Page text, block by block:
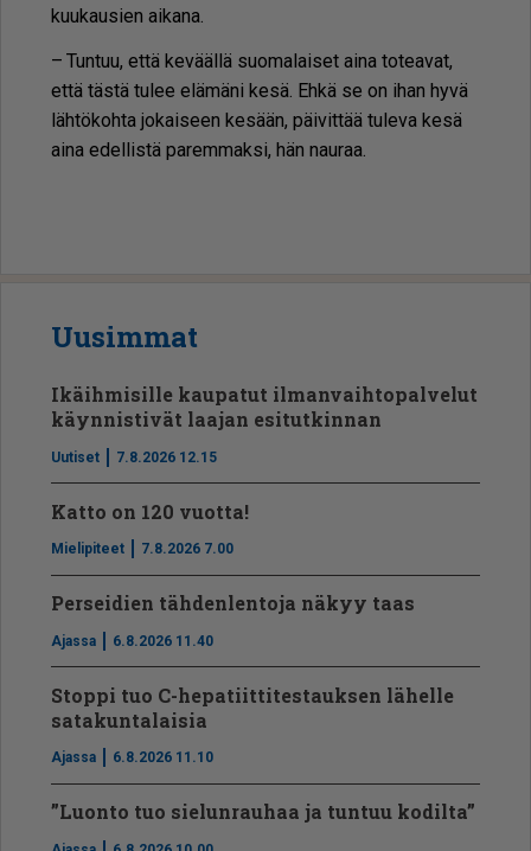
kuu­kau­sien ai­ka­na.
– Tun­tuu, et­tä ke­vääl­lä suo­ma­lai­set ai­na to­te­a­vat,
et­tä täs­tä tu­lee elä­mä­ni kesä. Eh­kä se on ihan hyvä
läh­tö­koh­ta jo­kai­seen ke­sään, päi­vit­tää tu­le­va kesä
ai­na edel­lis­tä pa­rem­mak­si, hän nau­raa.
Uusimmat
Ikäihmisille kaupatut ilmanvaihtopalvelut
käynnistivät laajan esitutkinnan
Uutiset 7.8.2026 12.15
Katto on 120 vuotta!
Mielipiteet 7.8.2026 7.00
Perseidien tähdenlentoja näkyy taas
Ajassa 6.8.2026 11.40
Stoppi tuo C-hepatiit­ti­tes­tauksen lähelle
satakuntalaisia
Ajassa 6.8.2026 11.10
”Luonto tuo sielunrauhaa ja tuntuu kodilta”